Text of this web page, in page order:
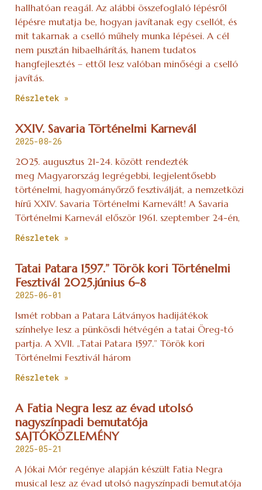
hallhatóan reagál. Az alábbi összefoglaló lépésről
lépésre mutatja be, hogyan javítanak egy csellót, és
mit takarnak a cselló műhely munka lépései. A cél
nem pusztán hibaelhárítás, hanem tudatos
hangfejlesztés – ettől lesz valóban minőségi a cselló
javítás.
Részletek »
XXIV. Savaria Történelmi Karnevál
2025-08-26
2025. augusztus 21-24. között rendezték
meg Magyarország legrégebbi, legjelentősebb
történelmi, hagyományőrző fesztiválját, a nemzetközi
hírű XXIV. Savaria Történelmi Karnevált! A Savaria
Történelmi Karnevál először 1961. szeptember 24-én,
Részletek »
Tatai Patara 1597.” Török kori Történelmi
Fesztivál 2025.június 6-8
2025-06-01
Ismét robban a Patara Látványos hadijátékok
színhelye lesz a pünkösdi hétvégén a tatai Öreg-tó
partja. A XVII. „Tatai Patara 1597.” Török kori
Történelmi Fesztivál három
Részletek »
A Fatia Negra lesz az évad utolsó
nagyszínpadi bemutatója
SAJTÓKÖZLEMÉNY
2025-05-21
A Jókai Mór regénye alapján készült Fatia Negra
musical lesz az évad utolsó nagyszínpadi bemutatója